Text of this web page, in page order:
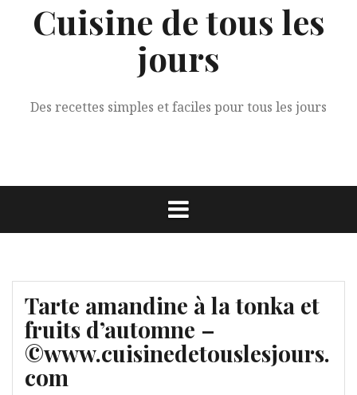
Cuisine de tous les
jours
Des recettes simples et faciles pour tous les jours
Tarte amandine à la tonka et
fruits d’automne –
©www.cuisinedetouslesjours.
com